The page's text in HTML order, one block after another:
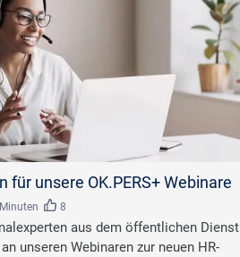
für unsere OK.PERS+ Webinare
8
aus dem öffentlichen Dienst
unseren Webinaren zur neuen HR-